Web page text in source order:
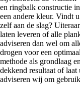
en ringbalk constructie
een andere kleur. Vindt
zelf aan de slag?
laten leveren of alle
adviseren dan wel om
drogen voor een
methode als grondlaag
dekkend resultaat of
adviseren wij om